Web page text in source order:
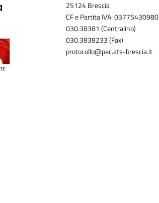
25124 Brescia
CF e Partita IVA: 03775430980
030.38381 (Centralino)
030.3838233 (Fax)
protocollo@pec.ats-brescia.it